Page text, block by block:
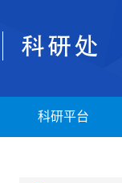
科研平台